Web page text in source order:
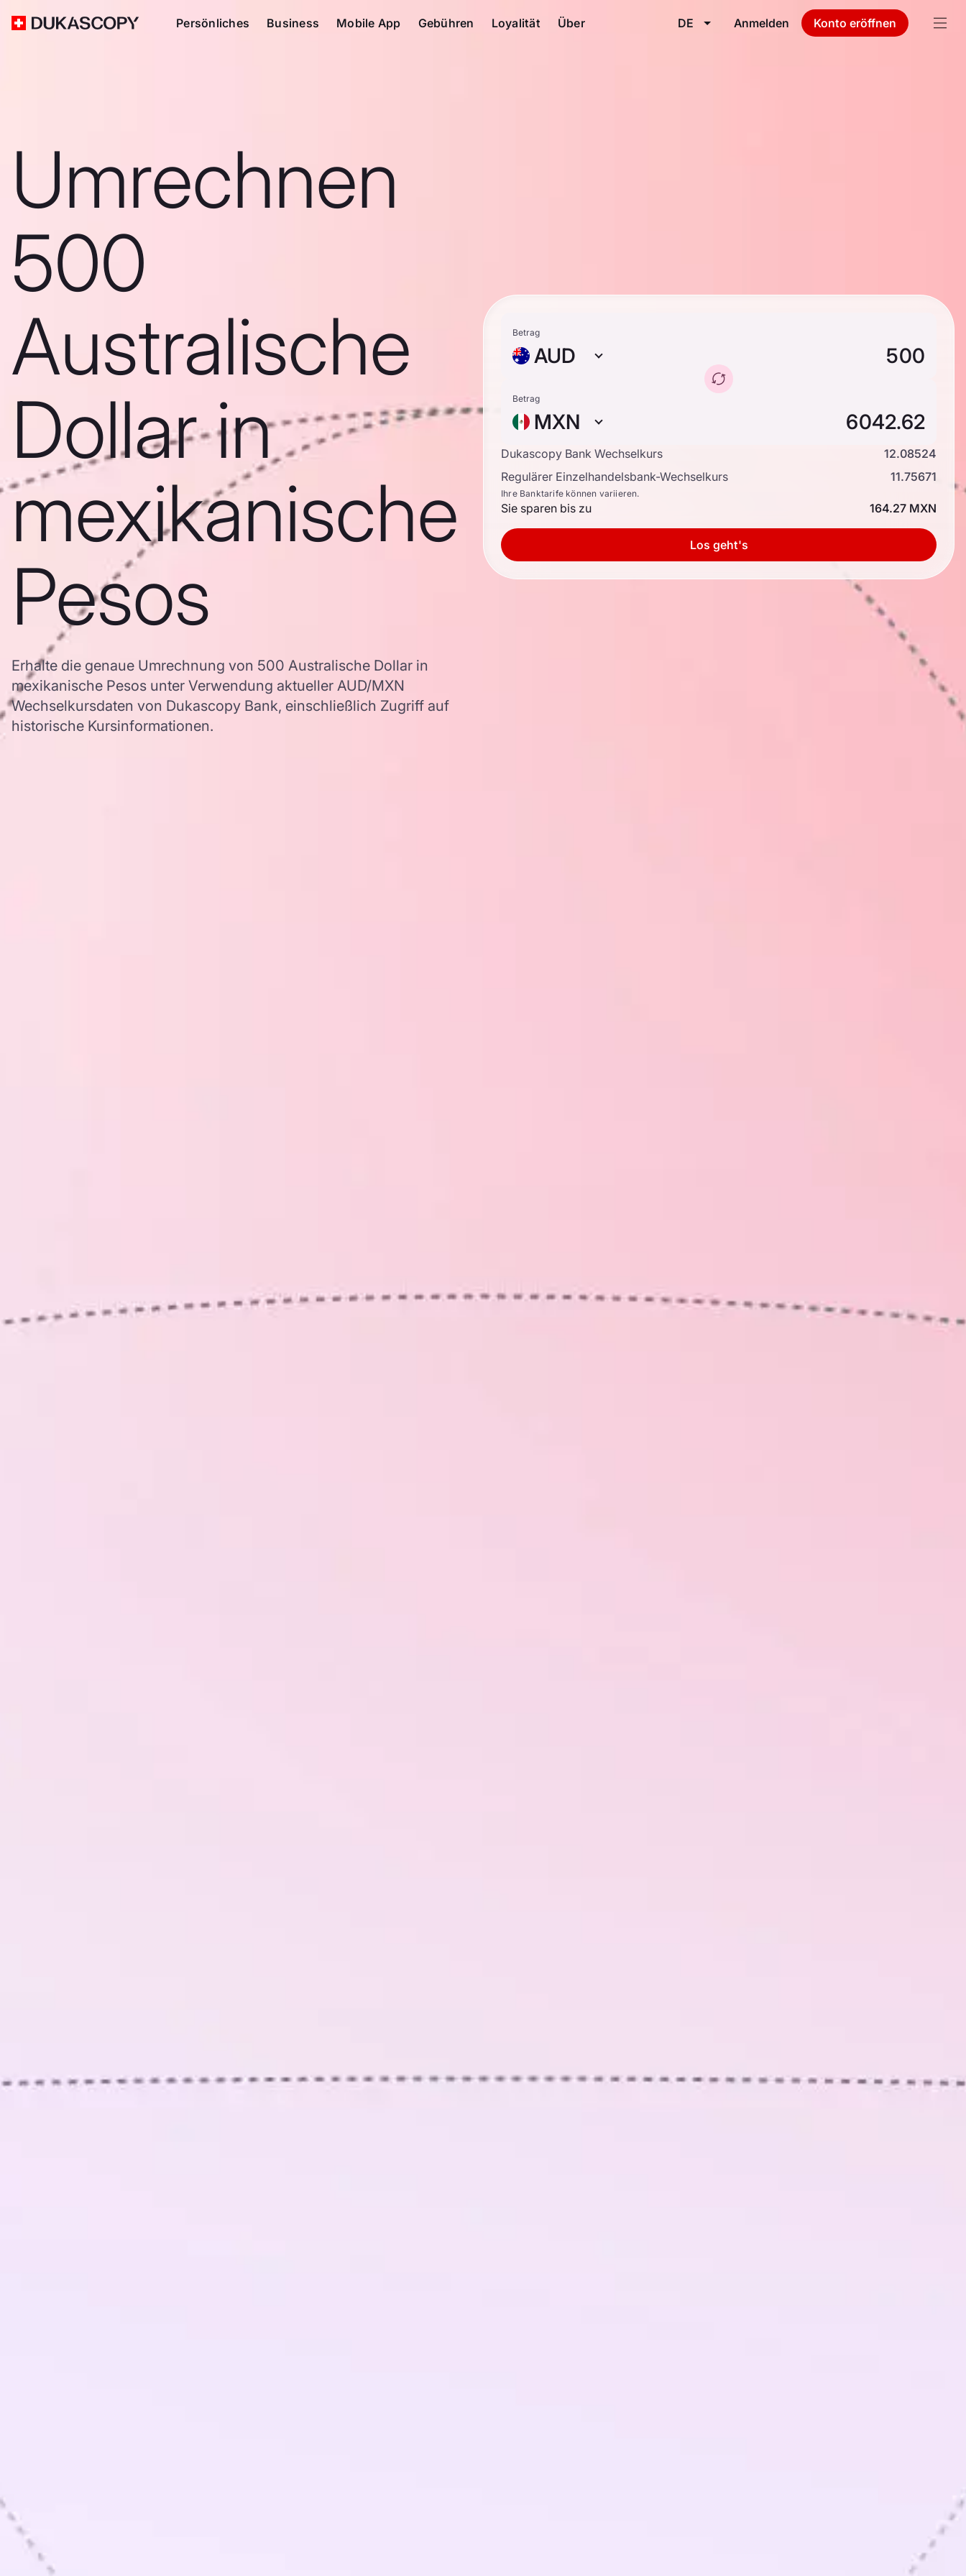
Persönliches Business Mobile App Gebühren Loyalität Über DE Anmelden Konto eröffnen
Umrechnen
500
Australische
Dollar in
mexikanische
Pesos
Erhalte die genaue Umrechnung von 500 Australische Dollar in
mexikanische Pesos unter Verwendung aktueller AUD/MXN
Wechselkursdaten von Dukascopy Bank, einschließlich Zugriff auf
historische Kursinformationen.
Betrag
AUD
Betrag
MXN
Dukascopy Bank Wechselkurs
12.08524
Regulärer Einzelhandelsbank-Wechselkurs
11.75671
Ihre Banktarife können variieren.
Sie sparen bis zu 164.27 MXN
Los geht's